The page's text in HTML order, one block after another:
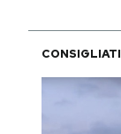
CONSIGLIATI